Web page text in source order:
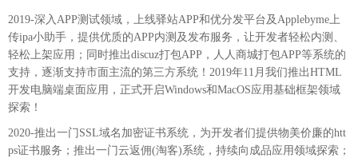
2019-深入APP测试领域，上线驿站APP和优分发平台及Applebyme上
传ipa小助手，提供优质的APP内测及发布服务，让开发者轻松内测、
轻松上架应用；同时推出discuz打包APP，人人商城打包APP等系统的
支持，逐渐支持市面主流的第三方系统！2019年11月我们推出HTML
开发电脑端桌面应用，正式开启Windows和MacOS应用基础框架领域
探索！
2020-推出一门SSL域名加密证书系统，为开发者们提供物美价廉的htt
ps证书服务；推出一门云返佣(淘客)系统，持续向成品应用领域探索；